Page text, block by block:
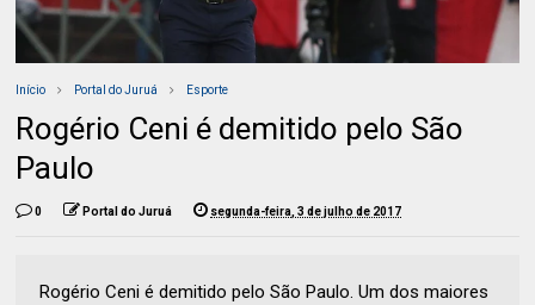
Início Portal do Juruá Esporte
Rogério Ceni é demitido pelo São
Paulo
0 Portal do Juruá segunda-feira, 3 de julho de 2017
Rogério Ceni é demitido pelo São Paulo. Um dos maiores